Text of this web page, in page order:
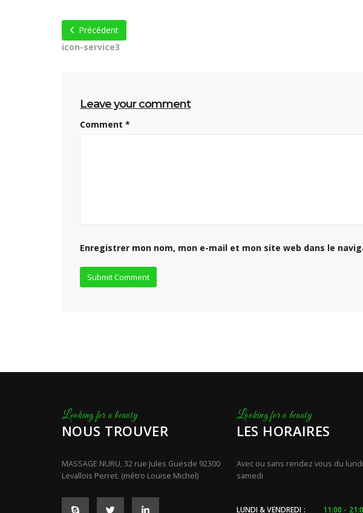
Précédent
icon-service3
Leave your comment
Comment *
Enregistrer mon nom, mon e-mail et mon site web dans le
NOUS TROUVER
MASSAGE NURU, 32 rue Jules Guesde 92300
Levallois Perret. (métro Louise Michel)
LES HORAIRES
Avec ou sans rendez vous du
samedi
LUNDI & VENDREDI : 11:00 -